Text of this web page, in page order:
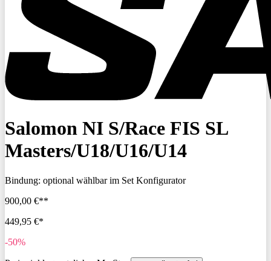
Salomon NI S/Race FIS SL
Masters/U18/U16/U14
Bindung: optional wählbar im Set Konfigurator
900,00 €**
449,95 €*
-50%